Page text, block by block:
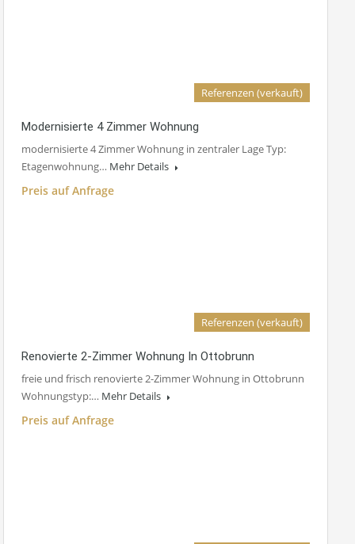
Referenzen (verkauft)
Modernisierte 4 Zimmer Wohnung
modernisierte 4 Zimmer Wohnung in zentraler Lage Typ:
Etagenwohnung… Mehr Details
Preis auf Anfrage
Referenzen (verkauft)
Renovierte 2-Zimmer Wohnung In Ottobrunn
freie und frisch renovierte 2-Zimmer Wohnung in Ottobrunn
Wohnungstyp:… Mehr Details
Preis auf Anfrage